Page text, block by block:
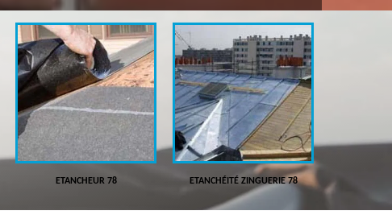
ETANCHEUR 78 ETANCHÉITÉ ZINGUERIE 78